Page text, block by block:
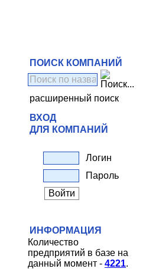
ПОИСК КОМПАНИЙ
расширенный поиск
ВХОД
ДЛЯ КОМПАНИЙ
Логин
Пароль
ИНФОРМАЦИЯ
Количество
предприятий в базе на
данный момент - 4221.